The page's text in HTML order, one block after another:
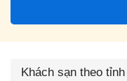
Khách sạn theo